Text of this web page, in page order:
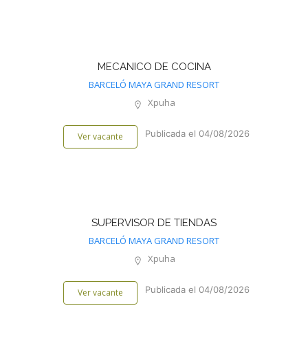
MECANICO DE COCINA
BARCELÓ MAYA GRAND RESORT
Xpuha
Ver vacante Publicada el 04/08/2026
SUPERVISOR DE TIENDAS
BARCELÓ MAYA GRAND RESORT
Xpuha
Ver vacante Publicada el 04/08/2026